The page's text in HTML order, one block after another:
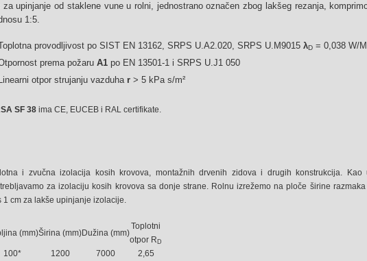
za upinjanje od staklene vune u rolni, jednostrano označen zbog lakšeg rezanja,
1:5.
provodljivost po SIST EN 13162, SRPS U.A2.020, SRPS U.M9015 λD = 0,038 W/
prema požaru A1 po EN 13501-1 i SRPS U.J1 050
Linearni otpor strujanju vazduha r > 5 kPa s/m²
SF 38 ima CE, EUCEB i RAL certifikate.
i zvučna izolacija kosih krovova, montažnih drvenih zidova i drugih konstrukcija.
za izolaciju kosih krovova sa donje strane. Rolnu izrežemo na ploče širine
1 cm za lakše upinjanje izolacije.
(mm)Širina (mm)Dužina (mm)
Toplotni
otpor R D
100* 1200 7000
2,65